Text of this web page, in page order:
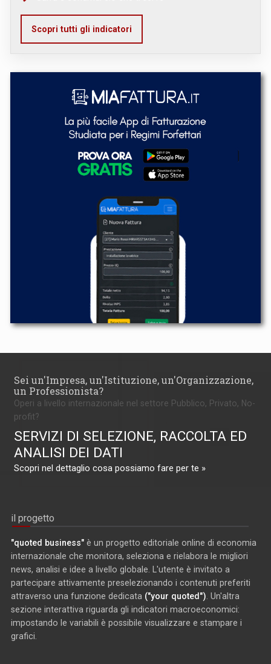
Scopri tutti gli indicatori
Sei un'Impresa, un'Istituzione, un'Organizzazione,
un Professionista?
Operi a livello internazionale nel settore Pubblico, Privato, No-
profit?
SERVIZI DI SELEZIONE, RACCOLTA ED
ANALISI DEI DATI
Scopri nel dettaglio cosa possiamo fare per te »
il progetto
"quoted business" è un progetto editoriale online di economia
internazionale che monitora, seleziona e rielabora le migliori
news, analisi e idee a livello globale. L'utente è invitato a
partecipare attivamente preselezionando i contenuti preferiti
attraverso una funzione dedicata ("your quoted") . Un'altra
sezione interattiva riguarda gli indicatori macroeconomici:
impostando le variabili è possibile visualizzare e stampare i
grafici.